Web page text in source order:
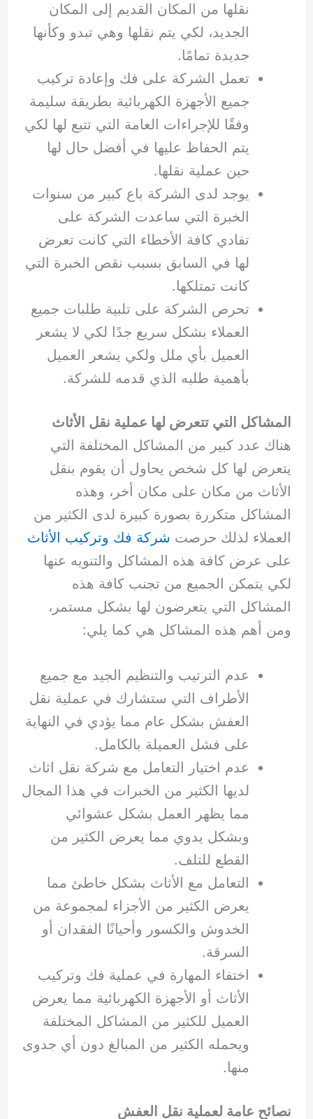
نقلها من المكان القديم إلى المكان
الجديد، لكي يتم نقلها وهي تبدو وكأنها
جديدة تمامًا.
تعمل الشركة على فك وإعادة تركيب
جميع الأجهزة الكهربائية بطريقة سليمة
وفقًا للإجراءات العامة التي تتبع لها لكي
يتم الحفاظ عليها في أفضل حال لها
حين عملية نقلها.
يوجد لدى الشركة باع كبير من سنوات
الخبرة التي ساعدت الشركة على
تفادي كافة الأخطاء التي كانت تعرض
لها في السابق بسبب نقص الخبرة التي
كانت تمتلكها.
تحرص الشركة على تلبية طلبات جميع
العملاء بشكل سريع جدًا لكي لا يشعر
العميل بأي ملل ولكي يشعر العميل
بأهمية طلبه الذي قدمه للشركة.
المشاكل التي تتعرض لها عملية نقل الأثاث
هناك عدد كبير من المشاكل المختلفة التي
يتعرض لها كل شخص يحاول أن يقوم بنقل
الأثاث من مكان على مكان أخر، وهذه
المشاكل متكررة بصورة كبيرة لدى الكثير من
العملاء لذلك حرصت شركة فك وتركيب الأثاث
على عرض كافة هذه المشاكل والتنويه عنها
لكي يتمكن الجميع من تجنب كافة هذه
المشاكل التي يتعرضون لها بشكل مستمر،
ومن أهم هذه المشاكل هي كما يلي:
عدم الترتيب والتنظيم الجيد مع جميع
الأطراف التي ستشارك في عملية نقل
العفش بشكل عام مما يؤدي في النهاية
على فشل العميلة بالكامل.
عدم اختيار التعامل مع شركة نقل اثاث
لديها الكثير من الخبرات في هذا المجال
مما يظهر العمل بشكل عشوائي
وبشكل يدوي مما يعرض الكثير من
القطع للتلف.
التعامل مع الأثاث بشكل خاطئ مما
يعرض الكثير من الأجزاء لمجموعة من
الخدوش والكسور وأحيانًا الفقدان أو
السرقة.
اختفاء المهارة في عملية فك وتركيب
الأثاث أو الأجهزة الكهربائية مما يعرض
العميل للكثير من المشاكل المختلفة
ويحمله الكثير من المبالغ دون أي جدوى
منها.
نصائح عامة لعملية نقل العفش